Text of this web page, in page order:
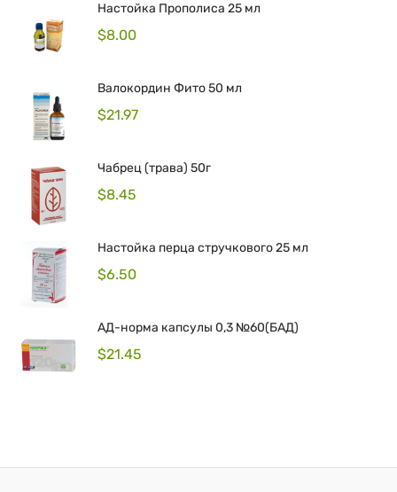
Настойка Прополиса 25 мл
$8.00
Валокордин Фито 50 мл
$21.97
Чабрец (трава) 50г
$8.45
Hастойка перца стручкового 25 мл
$6.50
АД-норма капсулы 0,3 №60(БАД)
$21.45